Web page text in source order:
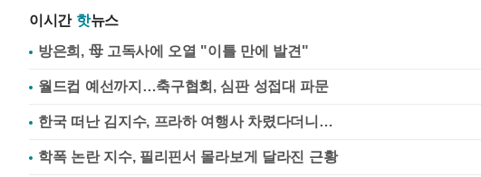
이시간 핫뉴스
방은희, 母 고독사에 오열 "이틀 만에 발견"
월드컵 예선까지…축구협회, 심판 성접대 파문
한국 떠난 김지수, 프라하 여행사 차렸다더니…
학폭 논란 지수, 필리핀서 몰라보게 달라진 근황